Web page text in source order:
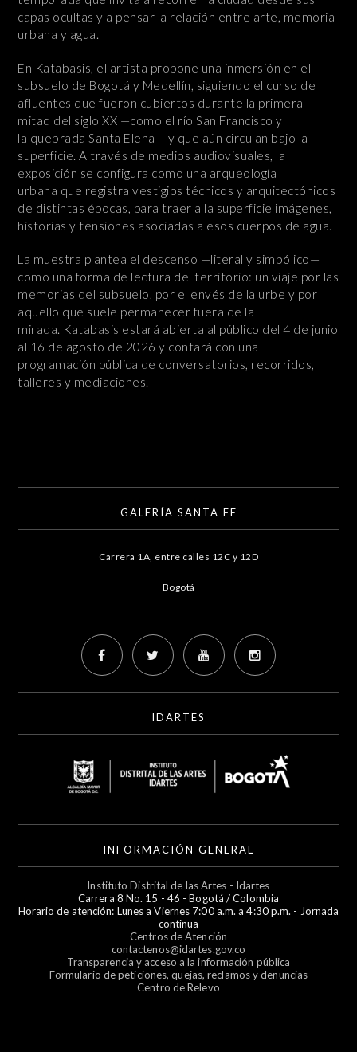
capas ocultas y a pensar la relación entre arte, memoria
urbana y agua.
En Katabasis, el artista propone una inmersión en el
subsuelo de Bogotá y Medellín, siguiendo el curso de
afluentes que fueron cubiertos durante la primera
mitad del siglo XX —como el río San Francisco y
la quebrada Santa Elena— y que aún circulan bajo la
superficie. A través de medios audiovisuales, la
exposición se configura como una arqueología
urbana que registra vestigios técnicos y arquitectónicos
de distintas épocas, para traer a la superficie imágenes,
historias y tensiones asociadas a esos cuerpos de agua.
La muestra plantea el descenso —literal y simbólico—
como una forma de lectura del territorio: un viaje por las
memorias del subsuelo, por el envés de la urbe y por
aquello que suele permanecer fuera de la
mirada. Katabasis estará abierta al público del 4 de junio
al 16 de agosto de 2026 y contará con una
programación pública de conversatorios, recorridos,
talleres y mediaciones.
GALERÍA SANTA FE
Carrera 1A, entre calles 12C y 12D
Bogotá
IDARTES
INFORMACIÓN GENERAL
Instituto Distrital de las Artes - Idartes
Carrera 8 No. 15 - 46 - Bogotá / Colombia
Horario de atención: Lunes a Viernes 7:00 a.m. a 4:30 p.m. - Jornada
continua
Centros de Atención
contactenos@idartes.gov.co
Transparencia y acceso a la información pública
Formulario de peticiones, quejas, reclamos y denuncias
Centro de Relevo